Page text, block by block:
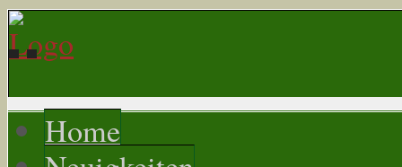
Home